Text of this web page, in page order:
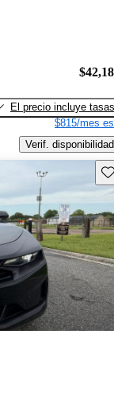
El precio incluye tasas
$815/mes
Verif. disponibilidad